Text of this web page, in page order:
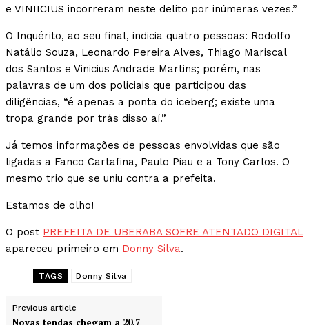
e VINIICIUS incorreram neste delito por inúmeras vezes.”
O Inquérito, ao seu final, indicia quatro pessoas: Rodolfo
Natálio Souza, Leonardo Pereira Alves, Thiago Mariscal
dos Santos e Vinicius Andrade Martins; porém, nas
palavras de um dos policiais que participou das
diligências, “é apenas a ponta do iceberg; existe uma
tropa grande por trás disso aí.”
Já temos informações de pessoas envolvidas que são
ligadas a Fanco Cartafina, Paulo Piau e a Tony Carlos. O
mesmo trio que se uniu contra a prefeita.
Estamos de olho!
O post PREFEITA DE UBERABA SOFRE ATENTADO DIGITAL
apareceu primeiro em Donny Silva.
TAGS Donny Silva
Previous article
Novas tendas chegam a 20,7